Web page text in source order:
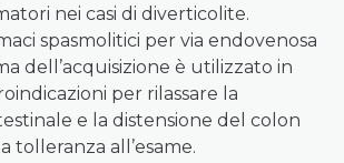
nei casi di diverticolite.
spasmolitici per via endovenosa
dell’acquisizione è utilizzato in
per rilassare la
e la distensione del colon
tolleranza all’esame.